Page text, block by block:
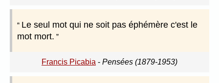
Le seul mot qui ne soit pas éphémère c'est le
mot mort.
Francis Picabia - Pensées (1879-1953)